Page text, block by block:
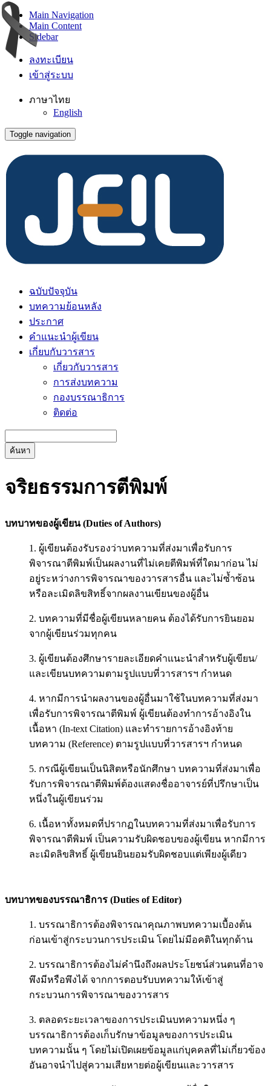
Main Navigation
Main Content
Sidebar
ลงทะเบียน
เข้าสู่ระบบ
ภาษาไทย
English
Toggle navigation
ฉบับปัจจุบัน
บทความย้อนหลัง
ประกาศ
คำแนะนำผู้เขียน
เกี่ยบกับวารสาร
เกี่ยวกับวารสาร
การส่งบทความ
กองบรรณาธิการ
ติดต่อ
ค้นหา
จริยธรรมการตีพิมพ์
บทบาทของผู้เขียน (Duties of Authors)
1. ผู้เขียนต้องรับรองว่าบทความที่ส่งมาเพื่อรับการ
พิจารณาตีพิมพ์เป็นผลงานที่ไม่เคยตีพิมพ์ที่ใดมาก่อน ไม่
อยู่ระหว่างการพิจารณาของวารสารอื่น และไม่ซ้ำซ้อน
หรือละเมิดลิขสิทธิ์จากผลงานเขียนของผู้อื่น
2. บทความที่มีชื่อผู้เขียนหลายคน ต้องได้รับการยินยอม
จากผู้เขียนร่วมทุกคน
3. ผู้เขียนต้องศึกษารายละเอียดคำแนะนำสำหรับผู้เขียน/
และเขียนบทความตามรูปแบบที่วารสารฯ กำหนด
4. หากมีการนำผลงานของผู้อื่นมาใช้ในบทความที่ส่งมา
เพื่อรับการพิจารณาตีพิมพ์ ผู้เขียนต้องทำการอ้างอิงใน
เนื้อหา (In-text Citation) และทำรายการอ้างอิงท้าย
บทความ (Reference) ตามรูปแบบที่วารสารฯ กำหนด
5. กรณีผู้เขียนเป็นนิสิตหรือนักศึกษา บทความที่ส่งมาเพื่อ
รับการพิจารณาตีพิมพ์ต้องแสดงชื่ออาจารย์ที่ปรึกษาเป็น
หนึ่งในผู้เขียนร่วม
6. เนื้อหาทั้งหมดที่ปรากฏในบทความที่ส่งมาเพื่อรับการ
พิจารณาตีพิมพ์ เป็นความรับผิดชอบของผู้เขียน หากมีการ
ละเมิดลิขสิทธิ์ ผู้เขียนยินยอมรับผิดชอบแต่เพียงผู้เดียว
บทบาทของบรรณาธิการ (Duties ofEditor)
1. บรรณาธิการต้องพิจารณาคุณภาพบทความเบื้องต้น
ก่อนเข้าสู่กระบวนการประเมิน โดยไม่มีอคติในทุกด้าน
2. บรรณาธิการต้องไม่คำนึงถึงผลประโยชน์ส่วนตนที่อาจ
พึงมีหรือพึงได้ จากการตอบรับบทความให้เข้าสู่
กระบวนการพิจารณาของวารสาร
3. ตลอดระยะเวลาของการประเมินบทความหนึ่ง ๆ
บรรณาธิการต้องเก็บรักษาข้อมูลของการประเมิน
บทความนั้น ๆ โดยไม่เปิดเผยข้อมูลแก่บุคคลที่ไม่เกี่ยวข้อง
อันอาจนำไปสู่ความเสียหายต่อผู้เขียนและวารสาร